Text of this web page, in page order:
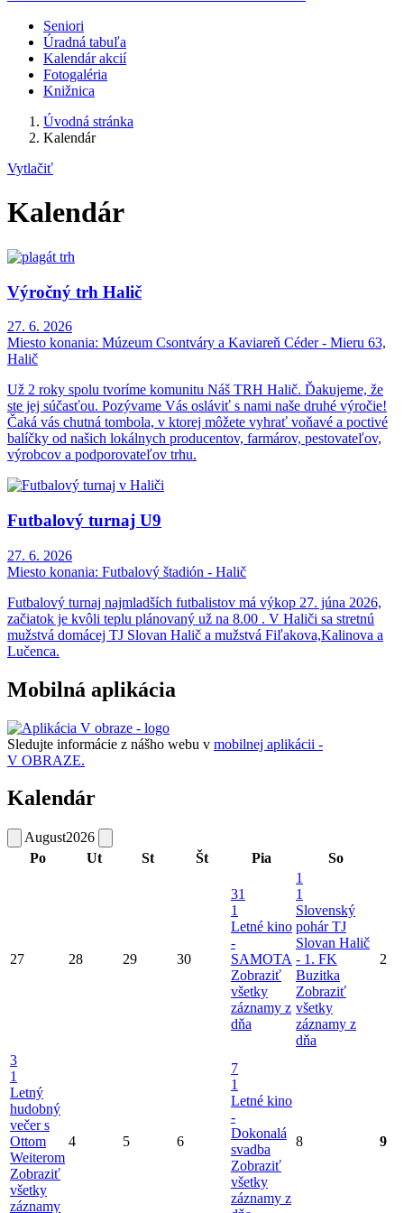
Seniori
Úradná tabuľa
Kalendár akcií
Fotogaléria
Knižnica
Úvodná stránka
Kalendár
Vytlačiť
Kalendár
Výročný trh Halič
27. 6. 2026
Miesto konania: Múzeum Csontváry a Kaviareň Céder - Mieru 63,
Halič
Už 2 roky spolu tvoríme komunitu Náš TRH Halič. Ďakujeme, že
ste jej súčasťou. Pozývame Vás osláviť s nami naše druhé výročie!
Čaká vás chutná tombola, v ktorej môžete vyhrať voňavé a poctivé
balíčky od našich lokálnych producentov, farmárov, pestovateľov,
výrobcov a podporovateľov trhu.
Futbalový turnaj U9
27. 6. 2026
Miesto konania: Futbalový štadión - Halič
Futbalový turnaj najmladších futbalistov má výkop 27. júna 2026,
začiatok je kvôli teplu plánovaný už na 8.00 . V Haliči sa stretnú
mužstvá domácej TJ Slovan Halič a mužstvá Fiľakova,Kalinova a
Lučenca.
Mobilná aplikácia
Sledujte informácie z nášho webu v mobilnej aplikácii -
V OBRAZE.
Kalendár
August2026
Po
Ut St Št Pia So
27 28 29 30
31
1
Letné kino
-
SAMOTA
Zobraziť
všetky
záznamy z
dňa
1
1
Slovenský
pohár TJ
Slovan Halič
- 1. FK
Buzitka
Zobraziť
všetky
záznamy z
dňa
2
3
1
Letný
hudobný
večer s
Ottom
Weiterom
Zobraziť
všetky
záznamy
4 5 6
7
1
Letné kino
-
Dokonalá
svadba
Zobraziť
všetky
záznamy z
8 9